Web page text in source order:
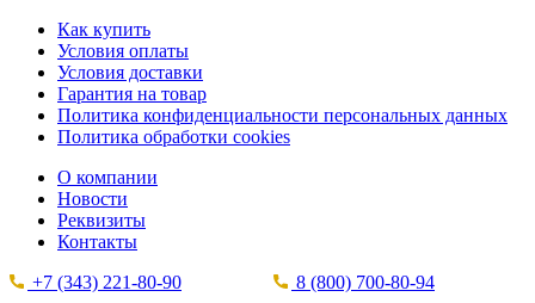
Как купить
Условия оплаты
Условия доставки
Гарантия на товар
Политика конфиденциальности персональных данных
Политика обработки cookies
О компании
Новости
Реквизиты
Контакты
+7 (343) 221-80-90
8 (800) 700-80-94